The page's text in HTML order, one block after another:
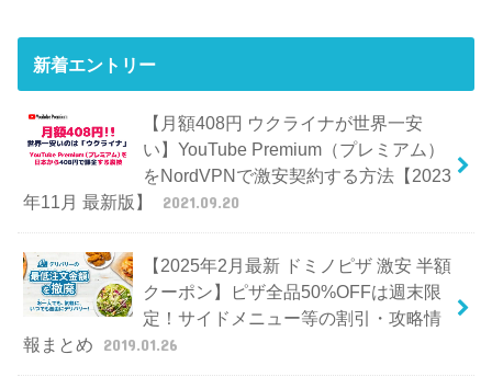
新着エントリー
【月額408円 ウクライナが世界一安
い】YouTube Premium（プレミアム）
をNordVPNで激安契約する方法【2023
年11月 最新版】
2021.09.20
【2025年2月最新 ドミノピザ 激安 半額
クーポン】ピザ全品50%OFFは週末限
定！サイドメニュー等の割引・攻略情
報まとめ
2019.01.26